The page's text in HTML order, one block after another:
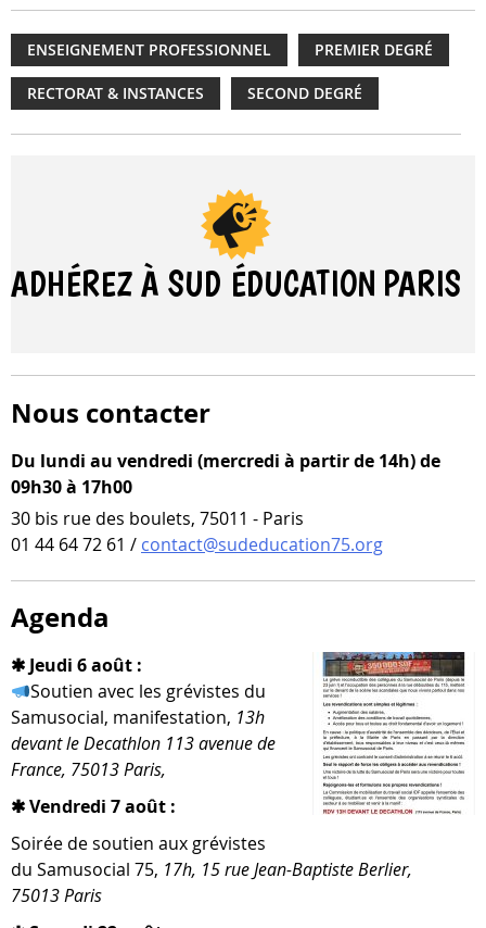
ENSEIGNEMENT PROFESSIONNEL PREMIER DEGRÉ
RECTORAT & INSTANCES SECOND DEGRÉ
ADHÉREZ À SUD ÉDUCATION PARIS
Nous contacter
Du lundi au vendredi (mercredi à partir de 14h) de
09h30 à 17h00
30 bis rue des boulets, 75011 - Paris
01 44 64 72 61 / contact@sudeducation75.org
Agenda
✱ Jeudi 6 août :
Soutien avec les gré­vistes du
Samusocial, mani­fes­ta­tion, 13h
devant le Decathlon 113 ave­nue de
France, 75013 Paris,
✱ Vendredi 7 août :
Soirée de sou­tien aux gré­vistes
du Samusocial 75, 17h, 15 rue Jean-​Baptiste Berlier,
75013 Paris